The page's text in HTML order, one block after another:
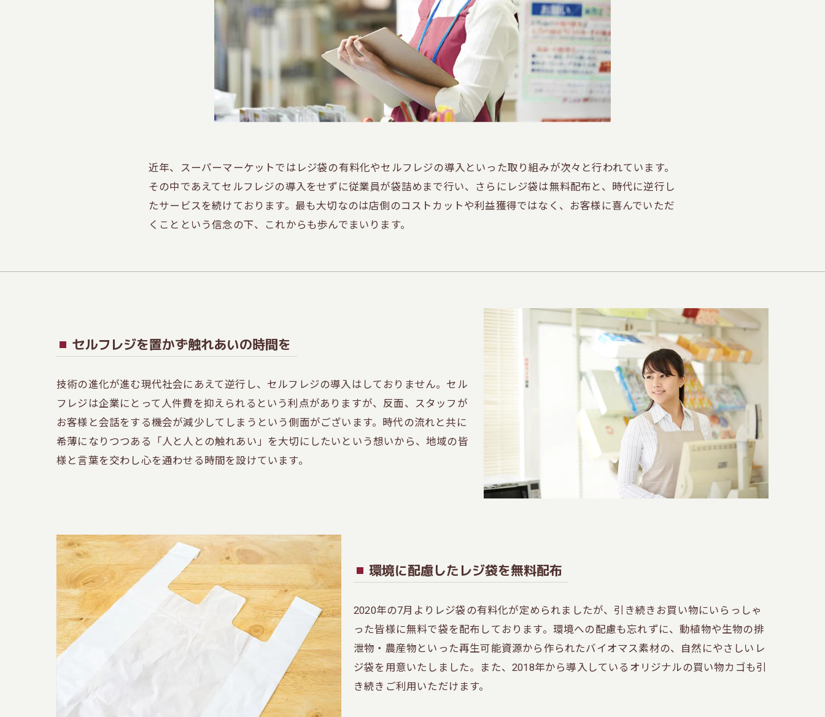
近年、スーパーマーケットではレジ袋の有料化やセルフレジの導入といった取り組みが次々と行われています。
その中であえてセルフレジの導入をせずに従業員が袋詰めまで行い、さらにレジ袋は無料配布と、時代に逆行し
たサービスを続けております。最も大切なのは店側のコストカットや利益獲得ではなく、お客様に喜んでいただ
くことという信念の下、これからも歩んでまいります。
セルフレジを置かず触れあいの時間を
技術の進化が進む現代社会にあえて逆行し、セルフレジの導入はしておりません。セル
フレジは企業にとって人件費を抑えられるという利点がありますが、反面、スタッフが
お客様と会話をする機会が減少してしまうという側面がございます。時代の流れと共に
希薄になりつつある「人と人との触れあい」を大切にしたいという想いから、地域の皆
様と言葉を交わし心を通わせる時間を設けています。
環境に配慮したレジ袋を無料配布
2020年の7月よりレジ袋の有料化が定められましたが、引き続きお買い物にいらっしゃ
った皆様に無料で袋を配布しております。環境への配慮も忘れずに、動植物や生物の排
泄物・農産物といった再生可能資源から作られたバイオマス素材の、自然にやさしいレ
ジ袋を用意いたしました。また、2018年から導入しているオリジナルの買い物カゴも引
き続きご利用いただけます。